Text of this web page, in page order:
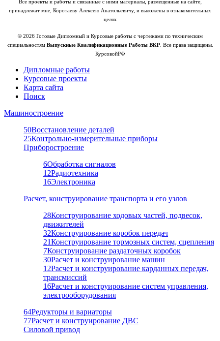
Все проекты и работы и связанные с ними материалы, размещенные на сайте,
принадлежат мне, Коротаеву Алексею Анатольевичу, и выложены в ознакомительных
целях
© 2026 Готовые Дипломный и Курсовые работы с чертежами по техническим
специальностям Выпускные Квалификационные Работы ВКР. Все права защищены.
КурсовойРФ
Дипломные работы
Курсовые проекты
Карта сайта
Поиск
Машиностроение
50Восстановление деталей
25Контрольно-измерительные приборы
Приборостроение
6Обработка сигналов
12Радиотехника
16Электроника
Расчет, конструирование транспорта и его узлов
28Конструирование ходовых частей, подвесок,
движителей
32Конструирование коробок передач
21Конструирование тормозных систем, сцепления
7Конструирование раздаточных коробок
30Расчет и конструирование машин
12Расчет и конструирование карданных передач,
трансмиссий
16Расчет и конструирование систем управления,
электрооборудования
64Редукторы и вариаторы
77Расчет и конструирование ДВС
Силовой привод